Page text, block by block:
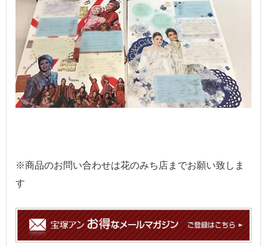
※商品のお問い合わせは花のみち店までお願い致しま
す